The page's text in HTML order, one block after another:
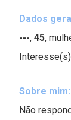
Dados
---, 45,
Sobre mim:
Não